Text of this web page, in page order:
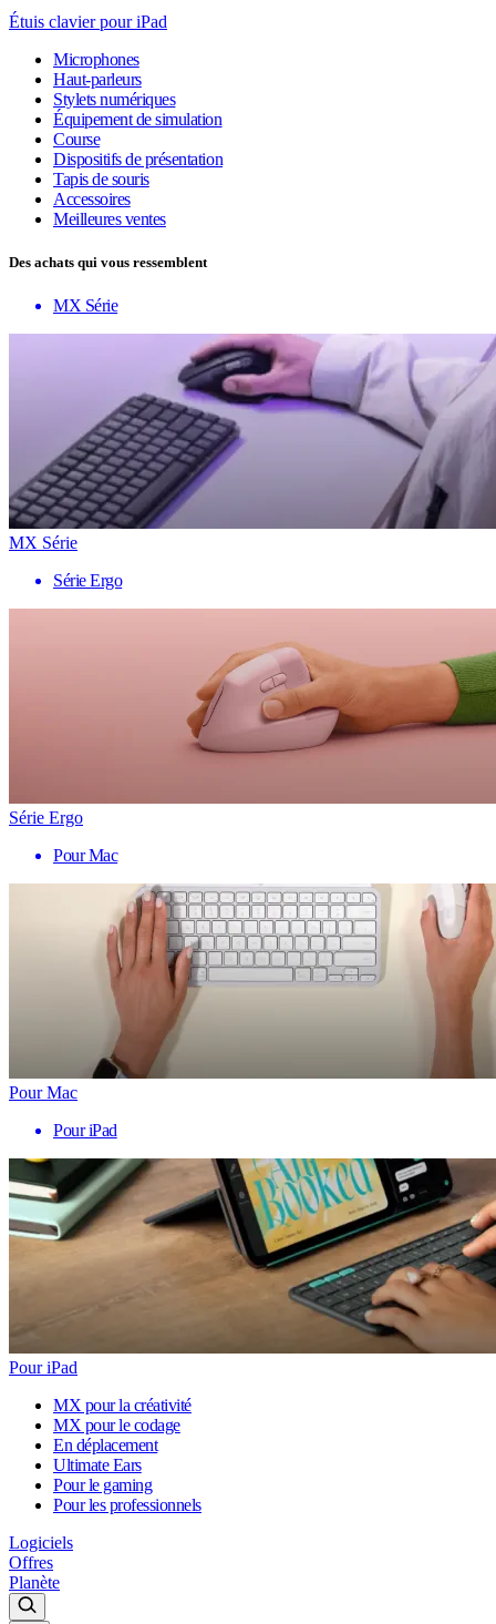
Étuis clavier pour iPad
Microphones
Haut-parleurs
Stylets numériques
Équipement de simulation
Course
Dispositifs de présentation
Tapis de souris
Accessoires
Meilleures ventes
Des achats qui vous ressemblent
MX Série
MX Série
Série Ergo
Série Ergo
Pour Mac
Pour Mac
Pour iPad
Pour iPad
MX pour la créativité
MX pour le codage
En déplacement
Ultimate Ears
Pour le gaming
Pour les professionnels
Logiciels
Offres
Planète